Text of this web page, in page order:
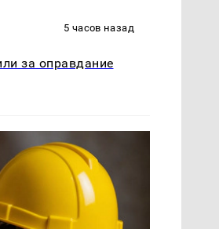
5 часов назад
за оправдание